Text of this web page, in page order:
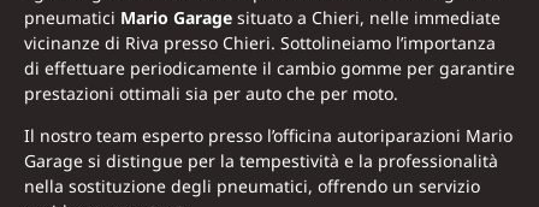
pneumatici Mario Garage situato a Chieri, nelle immediate
vicinanze di Riva presso Chieri. Sottolineiamo l’importanza
di effettuare periodicamente il cambio gomme per garantire
prestazioni ottimali sia per auto che per moto.
Il nostro team esperto presso l’officina autoriparazioni Mario
Garage si distingue per la tempestività e la professionalità
nella sostituzione degli pneumatici, offrendo un servizio